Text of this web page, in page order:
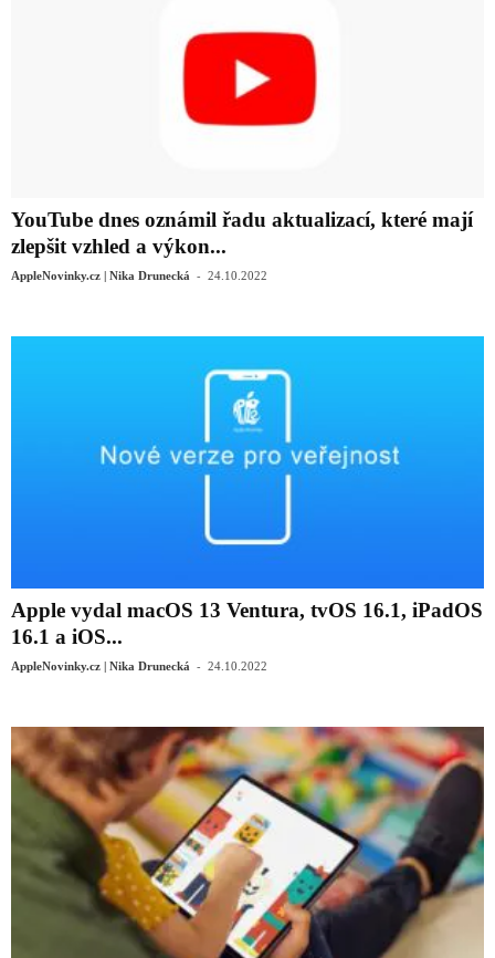
YouTube dnes oznámil řadu aktualizací, které mají
zlepšit vzhled a výkon...
AppleNovinky.cz | Nika Drunecká - 24.10.2022
Apple vydal macOS 13 Ventura, tvOS 16.1, iPadOS
16.1 a iOS...
AppleNovinky.cz | Nika Drunecká - 24.10.2022